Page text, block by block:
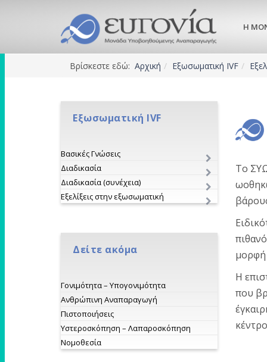
Η
Βρίσκεστε εδώ: Αρχική Εξωσωματική IVF
Εξωσωματική IVF
Βασικές Γνώσεις
Διαδικασία
Διαδικασία (συνέχεια)
Εξελίξεις στην εξωσωματική
Δείτε ακόμα
Γονιμότητα – Υπογονιμότητα
Ανθρώπινη Αναπαραγωγή
Πιστοποιήσεις
Υστεροσκόπηση – Λαπαροσκόπηση
Νομοθεσία
Το
Η
που